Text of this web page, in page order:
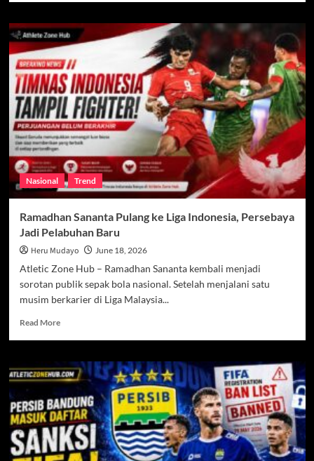
Cari
Pemain
Asing
yang
Cocok
untuk
Persija,
STY
Pantau
Puluhan
Laga
Nasional Trend
Ramadhan Sananta Pulang ke Liga Indonesia, Persebaya
Jadi Pelabuhan Baru
Heru Mudayo June 18, 2026
Atletic Zone Hub – Ramadhan Sananta kembali menjadi
sorotan publik sepak bola nasional. Setelah menjalani satu
musim berkarier di Liga Malaysia...
Read MoreRead
Ramadhan
Sananta
Pulang
ke
Liga
Indonesia,
Persebaya
Jadi